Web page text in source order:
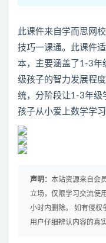
此课件来自学而思网
技巧一课通。此课件
本，主要涵盖了1-3年
级孩子的智力发展程
统，分阶段让1-3年级
孩子从小爱上数学学习
声明： 本站资源来自会
立场，仅限学习交流使
小时内删除。 如有侵权
用户仔细辨认内容的真